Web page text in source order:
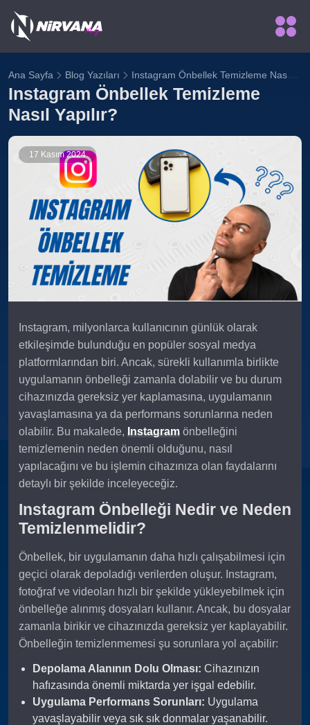
Ana Sayfa Blog Yazıları Instagram Önbellek Temizleme Nasıl Yapılır?
Instagram Önbellek Temizleme
Nasıl Yapılır?
17 Kasım 2024
Instagram, milyonlarca kullanıcının günlük olarak
etkileşimde bulunduğu en popüler sosyal medya
platformlarından biri. Ancak, sürekli kullanımla birlikte
uygulamanın önbelleği zamanla dolabilir ve bu durum
cihazınızda gereksiz yer kaplamasına, uygulamanın
yavaşlamasına ya da performans sorunlarına neden
olabilir. Bu makalede, Instagram önbelleğini
temizlemenin neden önemli olduğunu, nasıl
yapılacağını ve bu işlemin cihazınıza olan faydalarını
detaylı bir şekilde inceleyeceğiz.
Instagram Önbelleği Nedir ve Neden
Temizlenmelidir?
Önbellek, bir uygulamanın daha hızlı çalışabilmesi için
geçici olarak depoladığı verilerden oluşur. Instagram,
fotoğraf ve videoları hızlı bir şekilde yükleyebilmek için
önbelleğe alınmış dosyaları kullanır. Ancak, bu dosyalar
zamanla birikir ve cihazınızda gereksiz yer kaplayabilir.
Önbelleğin temizlenmemesi şu sorunlara yol açabilir:
Depolama Alanının Dolu Olması: Cihazınızın
hafızasında önemli miktarda yer işgal edebilir.
Uygulama Performans Sorunları: Uygulama
yavaşlayabilir veya sık sık donmalar yaşanabilir.